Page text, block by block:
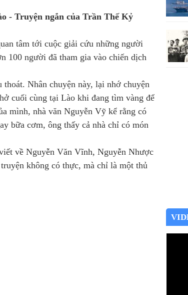
- Truyện ngắn của Trần Thế Kỷ
tâm tới cuộc giải cứu những người
100 người đã tham gia vào chiến dịch
Nhân chuyện này, lại nhớ chuyện
cuối cùng tại Lào khi đang tìm vàng để
mình, nhà văn Nguyễn Vỹ kể rằng có
bữa cơm, ông thấy cả nhà chỉ có món
về Nguyễn Văn Vĩnh, Nguyễn Nhược
không có thực, mà chỉ là một thủ